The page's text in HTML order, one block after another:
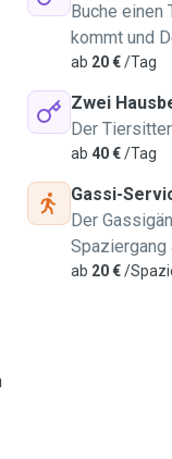
Buche einen
kommt und
ab 20 €/Tag
Zwei
Der
ab 40 €/Tag
Gassi-
Der
Spaziergang
ab 20 €/